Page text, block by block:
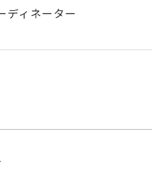
ディネーター